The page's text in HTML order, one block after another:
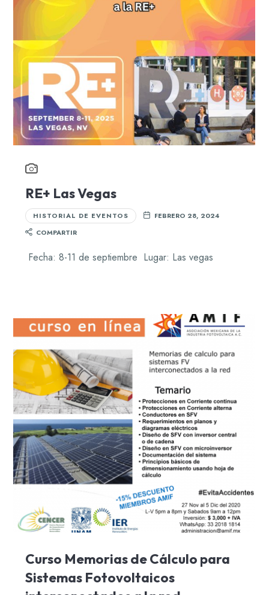
RE+ Las Vegas
HISTORIAL DE EVENTOS
FEBRERO 28, 2024
COMPARTIR
Fecha: 8-11 de septiembre Lugar: Las vegas
Curso Memorias de Cálculo para
Sistemas Fotovoltaicos